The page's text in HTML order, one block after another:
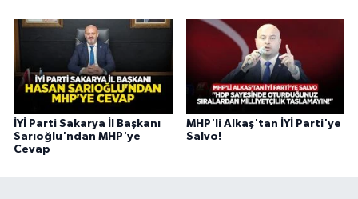
İYİ Parti Sakarya İl Başkanı
Sarıoğlu'ndan MHP'ye
Cevap
MHP'li Alkaş'tan İYİ Parti'ye
Salvo!